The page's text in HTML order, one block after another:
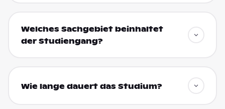
Welches Sachgebiet beinhaltet
der Studiengang?
Wie lange dauert das Studium?